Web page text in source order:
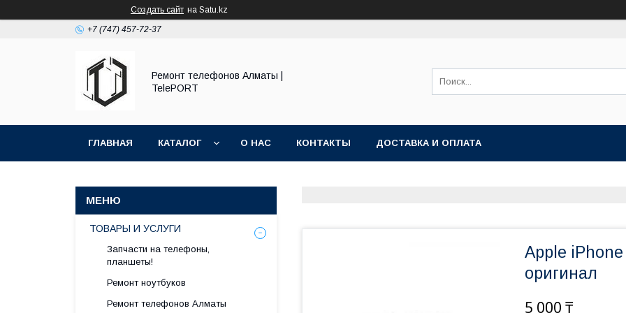
Создать сайт на Satu.kz
+7 (747) 457-72-37
Ремонт телефонов Алматы |
TelePORT
ГЛАВНАЯ КАТАЛОГ О НАС КОНТАКТЫ ДОСТАВКА И ОПЛАТА
Apple
оригинал
5 000 ₸
ТОВАРЫ И УСЛУГИ
Запчасти на телефоны,
планшеты!
Ремонт ноутбуков
Ремонт телефонов Алматы